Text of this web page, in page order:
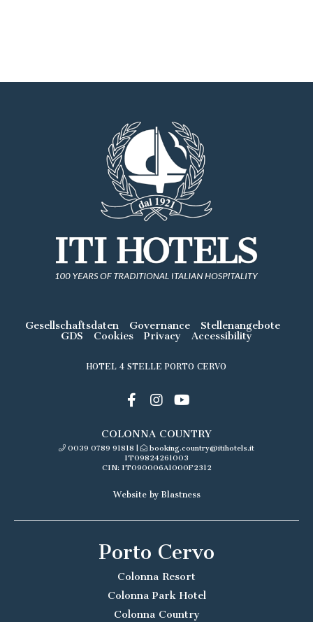
Gesellschaftsdaten Governance
Stellenangebote
GDS
Cookies Privacy Accessibility
HOTEL 4 STELLE PORTO CERVO
COLONNA COUNTRY
0039 0789 91818 |
booking.country@itihotels.it
IT09824261003
CIN: IT090006A1000F2312
Website by Blastness
Porto Cervo
Colonna Resort
Colonna Park Hotel
Colonna Country